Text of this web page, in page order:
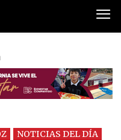
NOTICIAS DEL DÍA